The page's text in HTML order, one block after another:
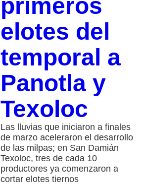
primeros
elotes del
temporal a
Panotla y
Texoloc
Las lluvias que iniciaron a finales
de marzo aceleraron el desarrollo
de las milpas; en San Damián
Texoloc, tres de cada 10
productores ya comenzaron a
cortar elotes tiernos